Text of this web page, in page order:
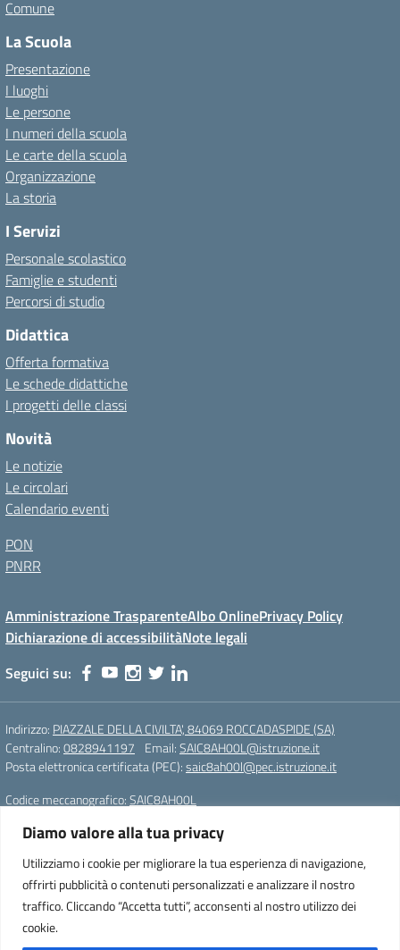
Diamo valore alla tua privacy
Utilizziamo i cookie per migliorare la tua esperienza di navigazione,
offrirti pubblicità o contenuti personalizzati e analizzare il nostro
traffico. Cliccando “Accetta tutti”, acconsenti al nostro utilizzo dei
cookie.
Comune
La Scuola
Presentazione
I luoghi
Le persone
I numeri della scuola
Le carte della scuola
Organizzazione
La storia
I Servizi
Personale scolastico
Famiglie e studenti
Percorsi di studio
Didattica
Offerta formativa
Le schede didattiche
I progetti delle classi
Novità
Le notizie
Le circolari
Calendario eventi
PON
PNRR
Amministrazione TrasparenteAlbo OnlinePrivacy Policy
Dichiarazione di accessibilitàNote legali
Seguici su:
Indirizzo: PIAZZALE DELLA CIVILTA', 84069 ROCCADASPIDE (SA)
Centralino:0828941197 Email:SAIC8AH00L@istruzione.it
Posta elettronica certificata (PEC):saic8ah00l@pec.istruzione.it
Codice meccanografico:SAIC8AH00L
Istituto Comprensivo Statale di Roccadaspide (SA)
PIAZZALE DELLA CIVILTA', 84069 ROCCADASPIDE (SA)
Tel. 0828941197 – Fax. 0828941197
e-mail: SAIC8AH00L@istruzione.it
pec: saic8ah00l@pec.istruzione.it